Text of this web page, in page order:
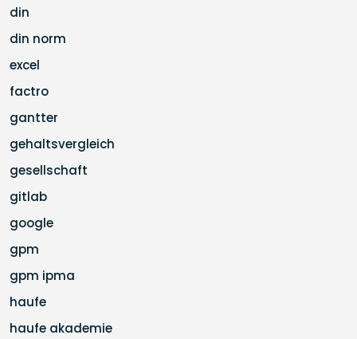
din
din norm
excel
factro
gantter
gehaltsvergleich
gesellschaft
gitlab
google
gpm
gpm ipma
haufe
haufe akademie